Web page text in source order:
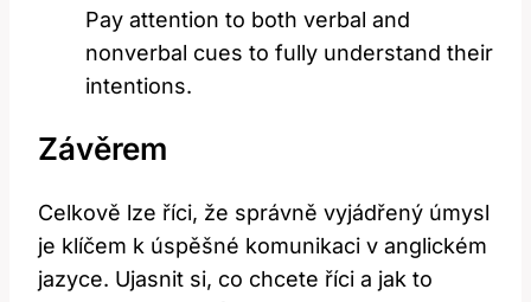
Pay attention to both verbal and
nonverbal cues to fully understand their
intentions.
Závěrem
Celkově lze říci, že správně vyjádřený úmysl
je klíčem k úspěšné komunikaci v anglickém
jazyce. Ujasnit si, co chcete říci a jak to